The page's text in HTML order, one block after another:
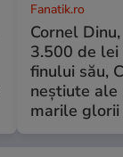
Fanatik.ro
Cornel
3.500 de lei
finului său,
neștiute
marile